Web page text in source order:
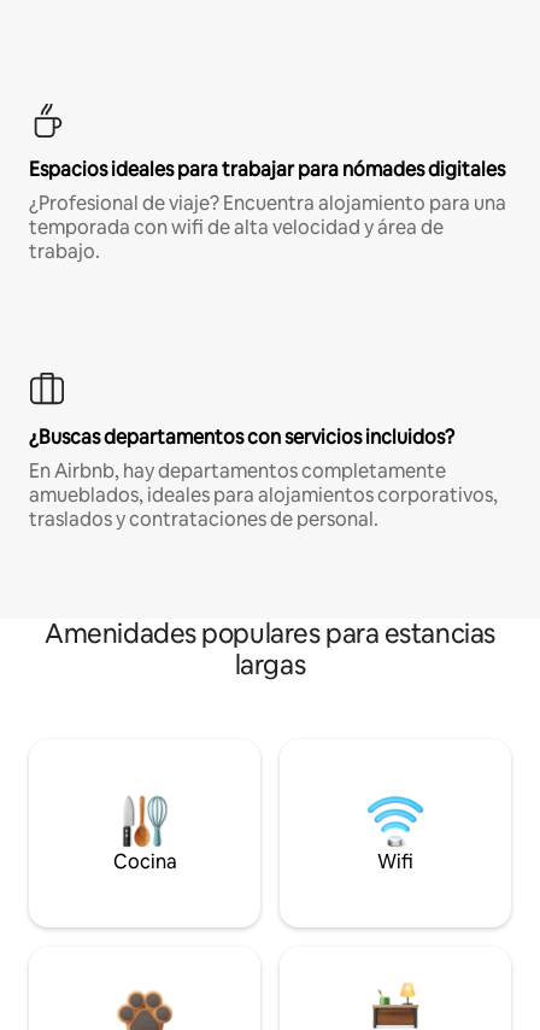
Espacios ideales para trabajar para nómades digitales
¿Profesional de viaje? Encuentra alojamiento para una
temporada con wifi de alta velocidad y área de
trabajo.
¿Buscas departamentos con servicios incluidos?
En Airbnb, hay departamentos completamente
amueblados, ideales para alojamientos corporativos,
traslados y contrataciones de personal.
Amenidades populares para estancias
largas
Cocina Wifi